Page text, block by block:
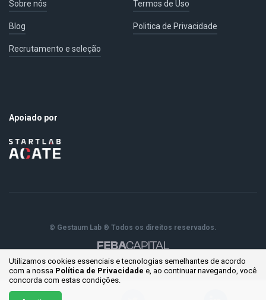
Sobre nós Termos de Uso
Blog Politica de Privacidade
Recrutamento e seleção
Apoiado por
© Gestaum Lab ® Todos os direitos reservados.
Utilizamos cookies essenciais e tecnologias semelhantes de acordo
com a nossa Política de Privacidade e, ao continuarnavegando, você
concorda com estas condições.